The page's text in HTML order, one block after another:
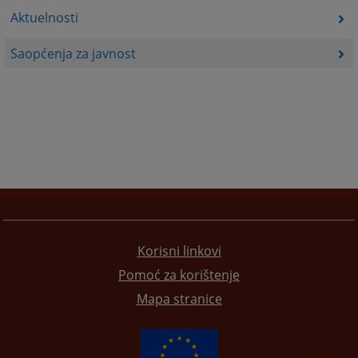
Aktuelnosti
Saopćenja za javnost
Korisni linkovi
Pomoć za korištenje
Mapa stranice